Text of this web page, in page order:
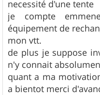
necessité d'une tente
je compte
équipement de
mon vtt.
de plus je suppose
n'y connait
quant a ma
a bientot merci